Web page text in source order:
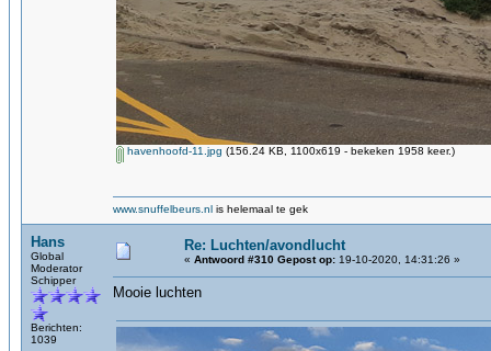
havenhoofd-11.jpg (156.24 KB, 1100x619 - bekeken 1958 keer.)
www.snuffelbeurs.nl is helemaal te gek
Hans
Global
Moderator
Schipper
Berichten:
1039
Re: Luchten/avondlucht
« Antwoord #310 Gepost op: 19-10-2020, 14:31:26 »
Mooie luchten